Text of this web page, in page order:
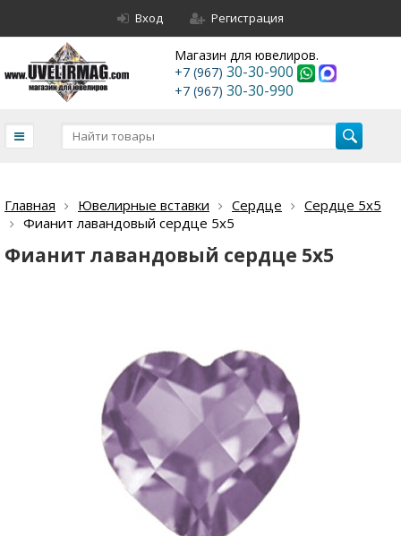
Вход Регистрация
Магазин для ювелиров.
+7 (967) 30-30-900
+7 (967) 30-30-990
Главная Ювелирные вставки Сердце
Сердце 5х5
Фианит лавандовый сердце 5х5
Фианит лавандовый сердце 5х5